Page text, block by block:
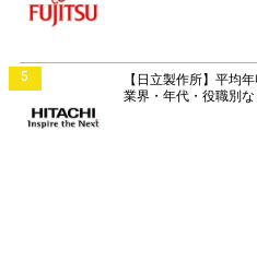
5
【日立製作所】平均
業界・年代・役職別な